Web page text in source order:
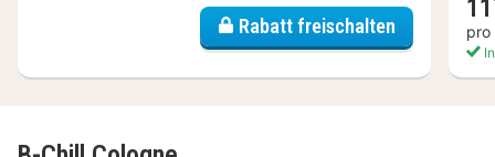
Rabatt freischalten pro